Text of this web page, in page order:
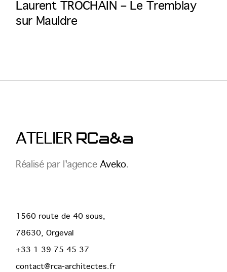
Laurent TROCHAIN – Le Tremblay
sur Mauldre
ATELIERRCa&a
Réalisé par l'agence Aveko.
1560 route de 40 sous,
78630, Orgeval
+33 1 39 75 45 37
contact@rca-architectes.fr